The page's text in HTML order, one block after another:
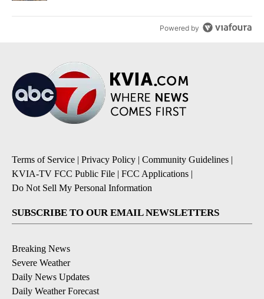
Powered by
Terms of Service | Privacy Policy | Community Guidelines |
KVIA-TV FCC Public File | FCC Applications |
Do Not Sell My Personal Information
SUBSCRIBE TO OUR EMAIL NEWSLETTERS
Breaking News
Severe Weather
Daily News Updates
Daily Weather Forecast